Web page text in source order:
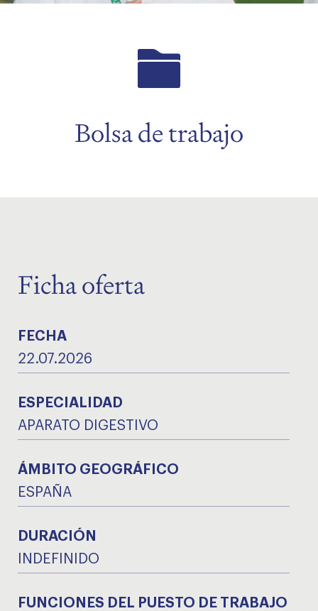
Bolsa de trabajo
Ficha oferta
FECHA
22.07.2026
ESPECIALIDAD
APARATO DIGESTIVO
ÁMBITO GEOGRÁFICO
ESPAÑA
DURACIÓN
INDEFINIDO
FUNCIONES DEL PUESTO DE TRABAJO